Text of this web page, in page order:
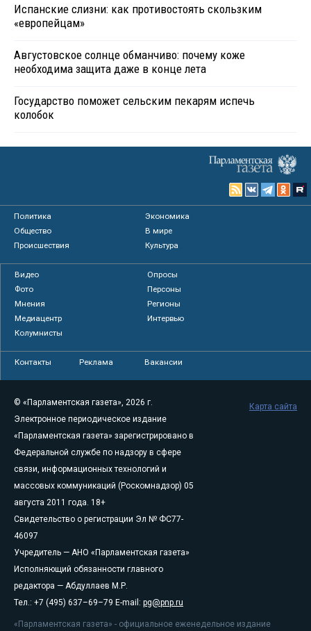
Испанские слизни: как противостоять скользким
«европейцам»
Августовское солнце обманчиво: почему коже
необходима защита даже в конце лета
Государство поможет сельским пекарям испечь
колобок
Политика
Экономика
Общество
В мире
Происшествия
Культура
Видео
Опросы
Фото
Персоны
Мнения
Регионы
Медиацентр
Интервью
Колумнисты
Контакты Реклама Вакансии
© «Парламентская газета», 2026 г.
Электронное периодическое издание
«Парламентская газета» зарегистрировано в
Федеральной службе по надзору в сфере
связи, информационных технологий и
массовых коммуникаций (Роскомнадзор) 05
августа 2011 года. 18+
Свидетельство о регистрации Эл № ФС77-
46097
Учредитель — АНО «Парламентская газета»
Исполняющий обязанности главного
редактора — Абдуллаев М.Р.
Тел.: +7 (495) 637–69–79 E-mail: pg@pnp.ru
«Парламентская газета» - официальное еженедельное издание
Карта сайта